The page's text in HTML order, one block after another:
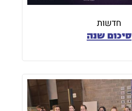
חדשות
סיכום שנה